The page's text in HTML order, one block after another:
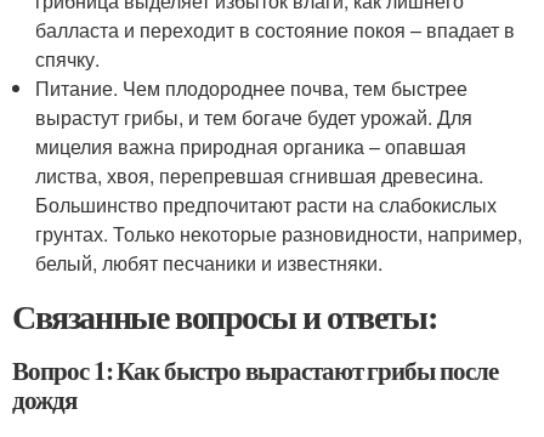
балласта и переходит в состояние покоя – впадает в
спячку.
Питание. Чем плодороднее почва, тем быстрее
вырастут грибы, и тем богаче будет урожай. Для
мицелия важна природная органика – опавшая
листва, хвоя, перепревшая сгнившая древесина.
Большинство предпочитают расти на слабокислых
грунтах. Только некоторые разновидности, например,
белый, любят песчаники и известняки.
Связанные вопросы и ответы:
Вопрос 1: Как быстро вырастают грибы после
дождя